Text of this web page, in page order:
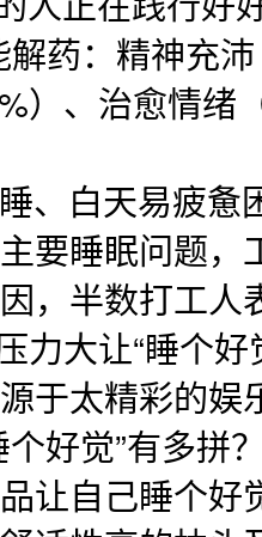
解药：精神充
）、治愈情绪
、白天易疲惫
要睡眠问题
，半数打工人
力大让“睡个
于太精彩的娱
个好觉”有多拼
让自己睡个好